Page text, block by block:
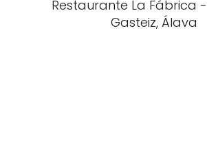
Restaurante La Fábrica
Gasteiz, Álava